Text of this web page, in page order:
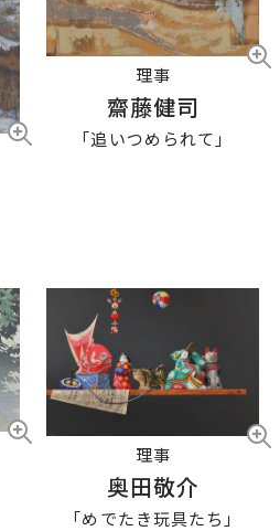
理事
齋藤健司
「追いつめられて」
理事
奥田敬介
「めでたき玩具たち」